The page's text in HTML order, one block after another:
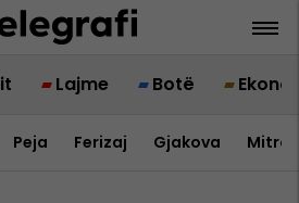
Lajme Botë
Peja Ferizaj Gjakova